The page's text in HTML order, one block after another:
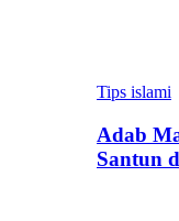
Tips islami
Adab
Santun